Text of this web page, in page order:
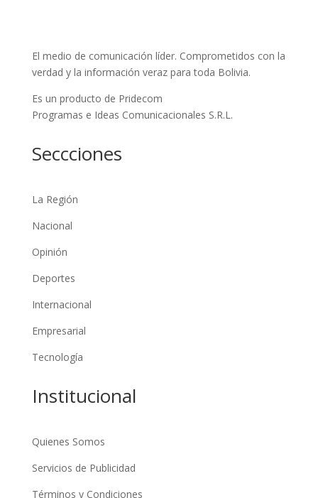
El medio de comunicación líder. Comprometidos con la
verdad y la información veraz para toda Bolivia.
Es un producto de Pridecom
Programas e Ideas Comunicacionales S.R.L.
Seccciones
La Región
Nacional
Opinión
Deportes
Internacional
Empresarial
Tecnología
Institucional
Quienes Somos
Servicios de Publicidad
Términos y Condiciones